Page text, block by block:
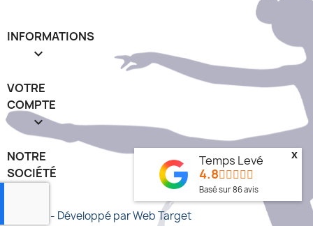
INFORMATIONS

VOTRE
COMPTE

NOTRE
SOCIÉTÉ
© 2026 - Développé par Web Target
Temps Levé
4.8
Basé sur86avis
x